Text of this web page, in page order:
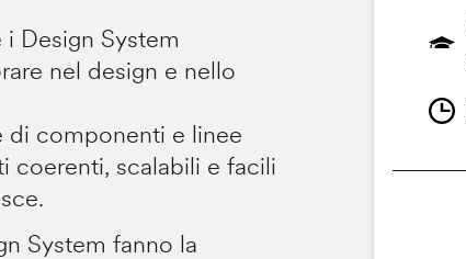
Design System
nel design e nello
di componenti e linee
coerenti, scalabili e facili
System fanno la